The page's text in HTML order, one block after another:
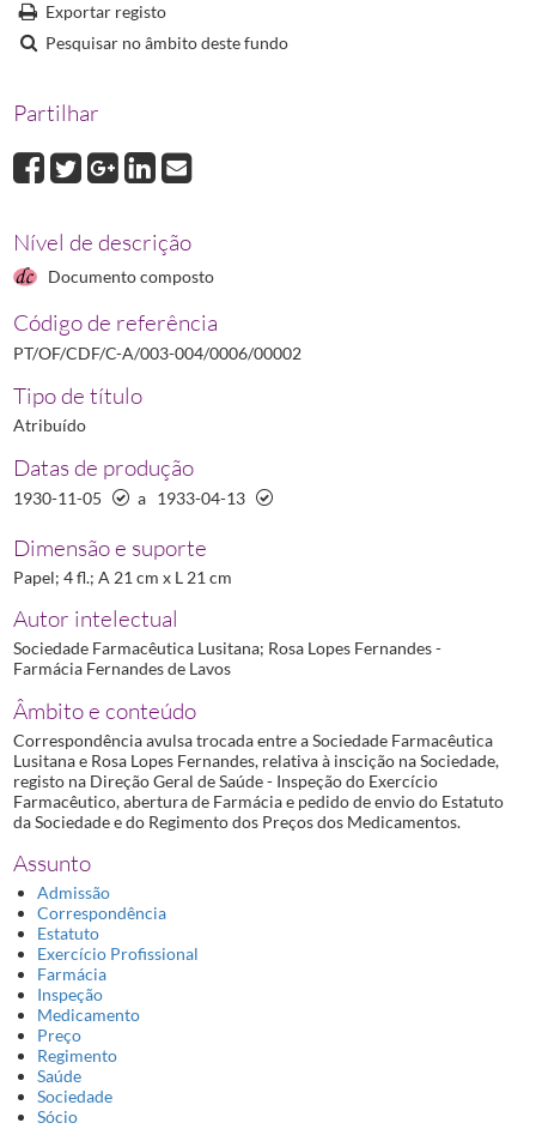
Exportar registo
Pesquisar no âmbito deste fundo
Partilhar
Nível de descrição
Documento composto
Código de referência
PT/OF/CDF/C-A/003-004/0006/00002
Tipo de título
Atribuído
Datas de produção
1930-11-05 a 1933-04-13
Dimensão e suporte
Papel; 4 fl.; A 21 cm x L 21 cm
Autor intelectual
Sociedade Farmacêutica Lusitana; Rosa Lopes Fernandes -
Farmácia Fernandes de Lavos
Âmbito e conteúdo
Correspondência avulsa trocada entre a Sociedade Farmacêutica
Lusitana e Rosa Lopes Fernandes, relativa à inscição na Sociedade,
registo na Direção Geral de Saúde - Inspeção do Exercício
Farmacêutico, abertura de Farmácia e pedido de envio do Estatuto
da Sociedade e do Regimento dos Preços dos Medicamentos.
Assunto
Admissão
Correspondência
Estatuto
Exercício Profissional
Farmácia
Inspeção
Medicamento
Preço
Regimento
Saúde
Sociedade
Sócio